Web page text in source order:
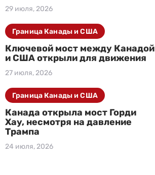
29 июля, 2026
Ключевой мост между Канадой
и США открыли для движения
27 июля, 2026
Граница Канады и США
Канада открыла мост Горди
Хау, несмотря на давление
Трампа
24 июля, 2026
Граница Канады и США